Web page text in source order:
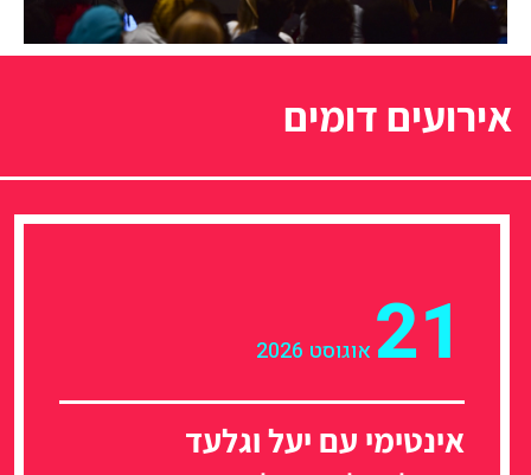
אירועים דומים
21 אוגוסט 2026
אינטימי עם יעל וגלעד